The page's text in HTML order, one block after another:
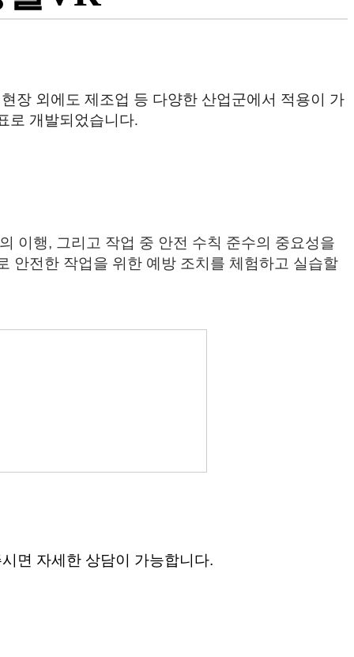
장 외에도 제조업 등 다양한 산업군에서 적용이 가
로 개발되었습니다.
이행, 그리고 작업 중 안전 수칙 준수의 중요성을
안전한 작업을 위한 예방 조치를 체험하고 실습할
면 자세한 상담이 가능합니다.